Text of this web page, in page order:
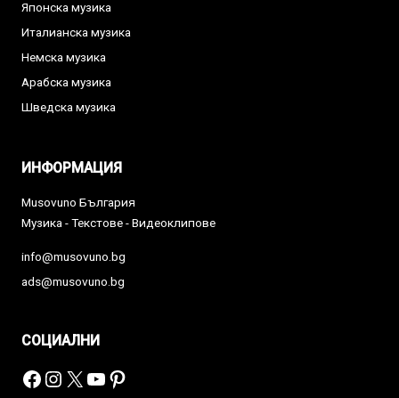
Японска музика
Италианска музика
Немска музика
Арабска музика
Шведска музика
ИНФОРМАЦИЯ
Musovuno България
Музика - Текстове - Видеоклипове
info@musovuno.bg
ads@musovuno.bg
СОЦИАЛНИ
Facebook
Instagram
X YouTube
Pinterest